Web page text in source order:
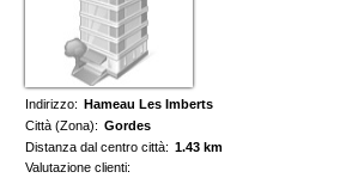
Indirizzo: Hameau Les Imberts
Città (Zona): Gordes
Distanza dal centro città: 1.43 km
Valutazione clienti: